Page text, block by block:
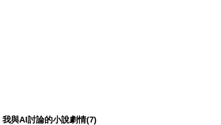
我與AI討論的小說劇情(7)